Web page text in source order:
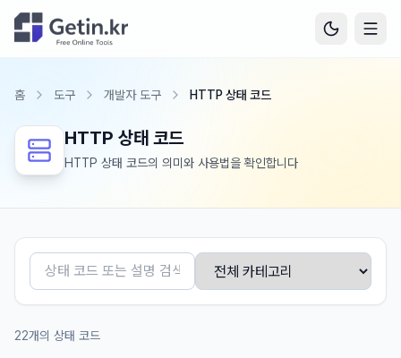
홈 도구 개발자 도구 HTTP 상태 코드
HTTP 상태 코드
HTTP 상태 코드의 의미와 사용법을 확인합니다
22개의 상태 코드